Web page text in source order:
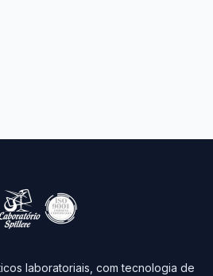
laboratoriais, com tecnologia de